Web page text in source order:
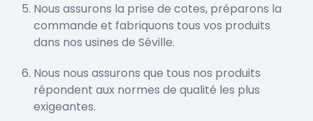
Nous assurons la prise de cotes, préparons la
commande et fabriquons tous vos produits
dans nos usines de Séville.
Nous nous assurons que tous nos produits
répondent aux normes de qualité les plus
exigeantes.